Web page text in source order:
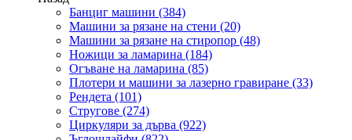
Банциг машини (384)
Машини за рязане на стени (20)
Машини за рязане на стиропор (48)
Ножици за ламарина (184)
Огъване на ламарина (85)
Плотери и машини за лазерно гравиране (33)
Рендета (101)
Стругове (274)
Циркуляри за дърва (922)